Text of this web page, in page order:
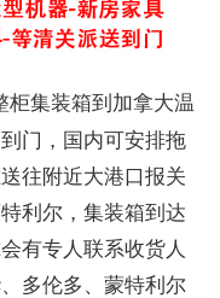
柜集装箱到加拿大温
门，国内可安排拖
往附近大港口报关
利尔，集装箱到达
有专人联系收货人
多伦多、蒙特利尔